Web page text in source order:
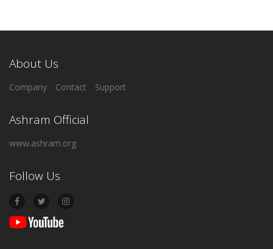
About Us
Company Contact Support
Ashram Official
www.ashram.org
Follow Us